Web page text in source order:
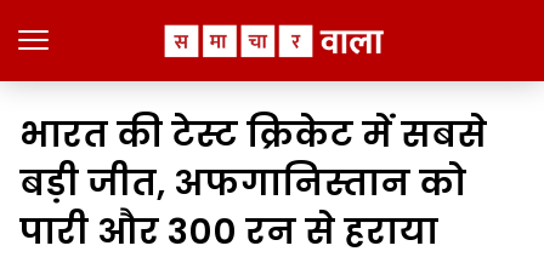
भारत की टेस्ट क्रिकेट में सबसे
बड़ी जीत, अफगानिस्तान को
पारी और 300 रन से हराया